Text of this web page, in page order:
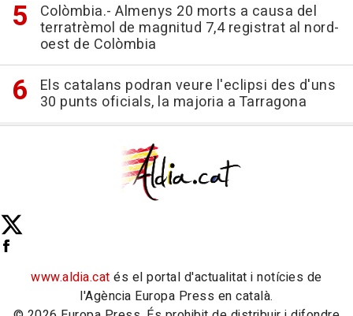
Colòmbia.- Almenys 20 morts a causa del
terratrèmol de magnitud 7,4 registrat al nord-
oest de Colòmbia
Els catalans podran veure l'eclipsi des d'uns
30 punts oficials, la majoria a Tarragona
www.aldia.cat és el portal d'actualitat i notícies de
l'Agència Europa Press en català.